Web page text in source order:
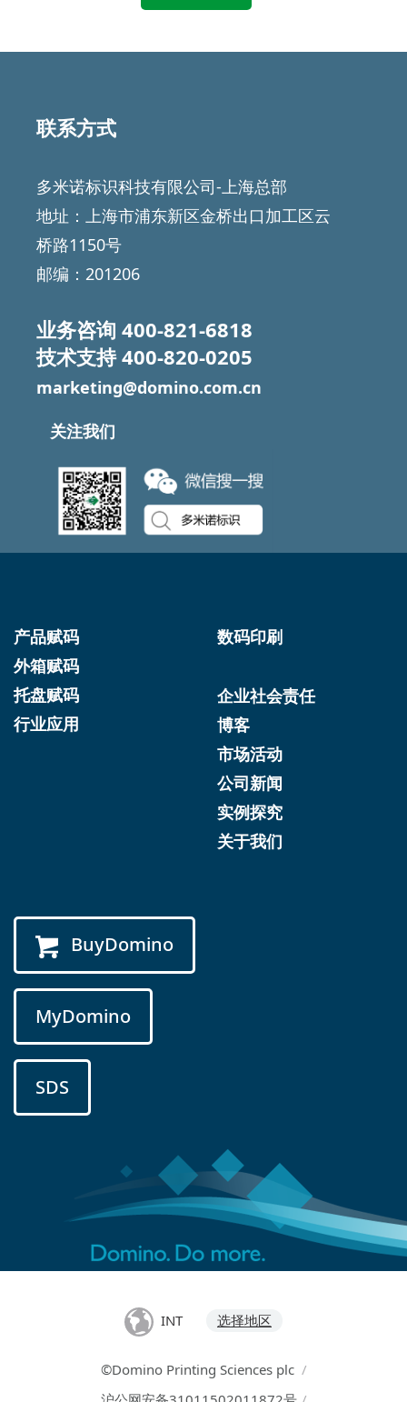
Featured
联系方式
多米诺标识科技有限公司-上海总部
地址：上海市浦东新区金桥出口加工区云
桥路1150号
邮编：201206
业务咨询 400-821-6818
技术支持400-820-0205
marketing@domino.com.cn
关注我们
产品赋码
外箱赋码
托盘赋码
行业应用
数码印刷
企业社会责任
博客
市场活动
公司新闻
实例探究
关于我们
BuyDomino
MyDomino
SDS
INT 选择地区
©Domino Printing Sciences plc /